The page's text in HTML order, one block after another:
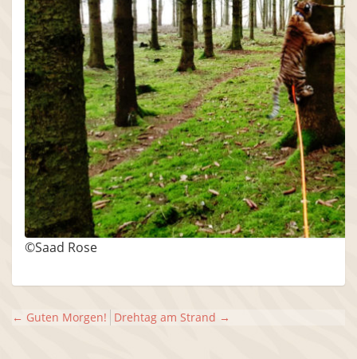
©Saad Rose
← Guten Morgen! Drehtag am Strand →